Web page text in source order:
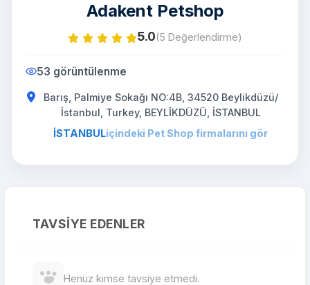
Adakent Petshop
5.0(5 Değerlendirme)
53 görüntülenme
Barış, Palmiye Sokağı NO:4B, 34520 Beylikdüzü/
İstanbul, Turkey, BEYLİKDÜZÜ, İSTANBUL
İSTANBULiçindeki Pet Shop firmalarını gör
TAVSIYE EDENLER
Henüz kimse tavsiye etmedi.